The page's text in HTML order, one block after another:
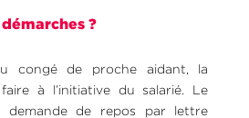
?
congé de proche aidant, la
à l’initiative du salarié. Le
demande de repos par lettre